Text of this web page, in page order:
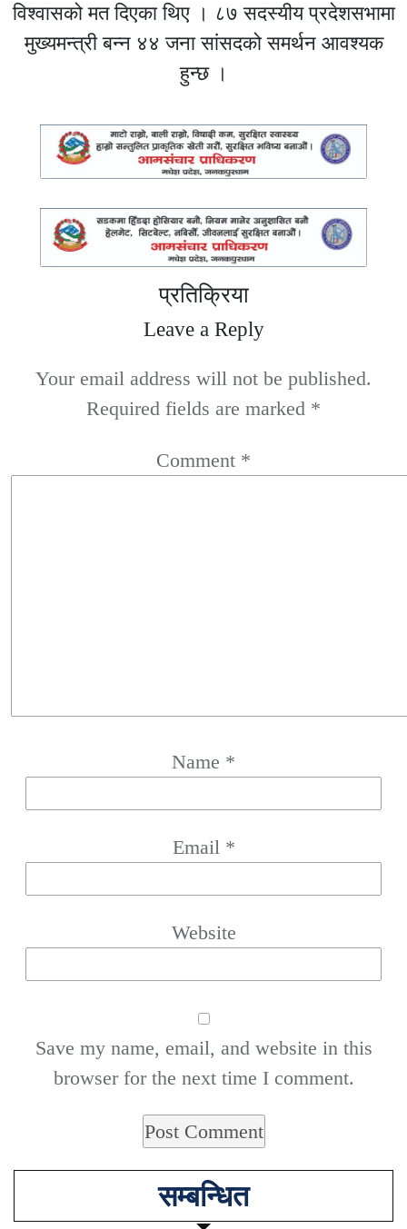
विश्वासको मत दिएका थिए । ८७ सदस्यीय प्रदेशसभामा
मुख्यमन्त्री बन्न ४४ जना सांसदको समर्थन आवश्यक
हुन्छ ।
प्रतिक्रिया
Leave a Reply
Your email address will not be published.
Required fields are marked *
Comment *
Name *
Email *
Website
Save my name, email, and website in this
browser for the next time I comment.
सम्बन्धित